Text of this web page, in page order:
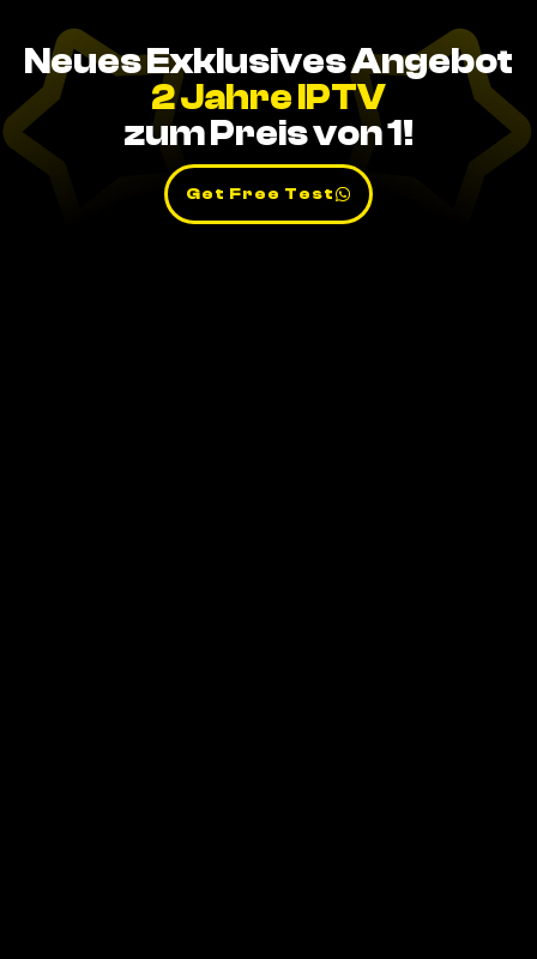
Neues Exklusives Angebot
2 Jahre IPTV
zum Preis von 1!
Get Free Test